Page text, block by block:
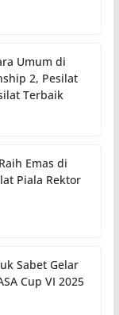
Umum di
2, Pesilat
Terbaik
Emas di
Piala Rektor
Sabet Gelar
Cup VI 2025